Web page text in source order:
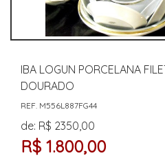
IBA LOGUN PORCELANA
DOURADO
REF. M556L887FG44
de: R$ 2350,00
R$ 1.800,00